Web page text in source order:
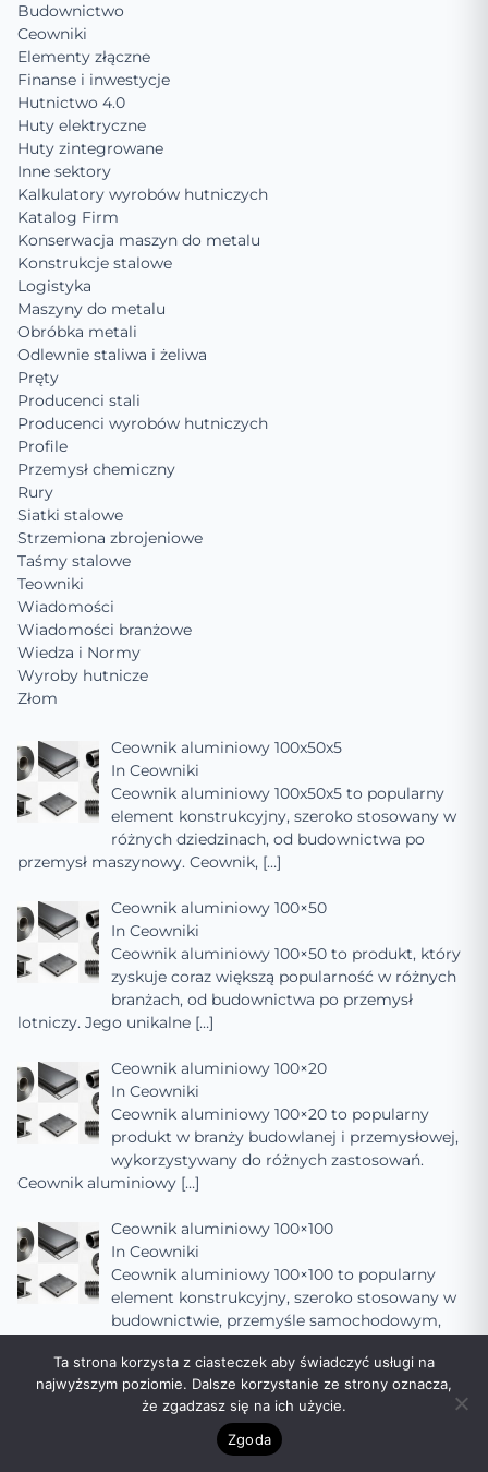
Budownictwo
Ceowniki
Elementy złączne
Finanse i inwestycje
Hutnictwo 4.0
Huty elektryczne
Huty zintegrowane
Inne sektory
Kalkulatory wyrobów hutniczych
Katalog Firm
Konserwacja maszyn do metalu
Konstrukcje stalowe
Logistyka
Maszyny do metalu
Obróbka metali
Odlewnie staliwa i żeliwa
Pręty
Producenci stali
Producenci wyrobów hutniczych
Profile
Przemysł chemiczny
Rury
Siatki stalowe
Strzemiona zbrojeniowe
Taśmy stalowe
Teowniki
Wiadomości
Wiadomości branżowe
Wiedza i Normy
Wyroby hutnicze
Złom
Ceownik aluminiowy 100x50x5
In Ceowniki
Ceownik aluminiowy 100x50x5 to popularny
element konstrukcyjny, szeroko stosowany w
różnych dziedzinach, od budownictwa po
przemysł maszynowy. Ceownik, […]
Ceownik aluminiowy 100×50
In Ceowniki
Ceownik aluminiowy 100×50 to produkt, który
zyskuje coraz większą popularność w różnych
branżach, od budownictwa po przemysł
lotniczy. Jego unikalne […]
Ceownik aluminiowy 100×20
In Ceowniki
Ceownik aluminiowy 100×20 to popularny
produkt w branży budowlanej i przemysłowej,
wykorzystywany do różnych zastosowań.
Ceownik aluminiowy […]
Ceownik aluminiowy 100×100
In Ceowniki
Ceownik aluminiowy 100×100 to popularny
element konstrukcyjny, szeroko stosowany w
budownictwie, przemyśle samochodowym,
Ceownik aluminiowy 100
Ceowniki
Ceownik aluminiowy 100 to jeden z
popularniejszych profili aluminiowych
Ta strona korzysta z ciasteczek aby świadczyć usługi na
najwyższym poziomie. Dalsze korzystanie ze strony oznacza,
że zgadzasz się na ich użycie.
Zgoda